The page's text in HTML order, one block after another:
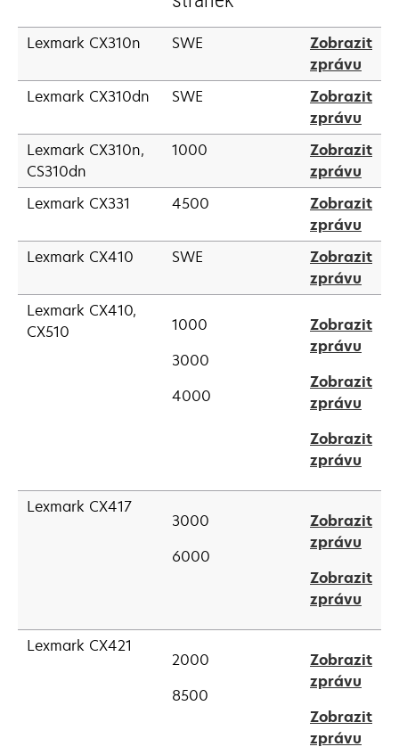
Lexmark CX310n SWE
Zobrazit
zprávu
in
a
new
tab
Lexmark CX310dn SWE
Zobrazit
zprávu
in
a
new
tab
Lexmark CX310n,
CS310dn
1000
Zobrazit
zprávu
in
a
new
tab
Lexmark CX331 4500
Zobrazit
zprávu
in
a
new
Lexmark CX410 SWE
Zobrazit
zprávu
in
a
Lexmark CX410,
CX510
1000
3000
4000
Zobrazit
zprávu
a
new
tab
Zobrazit
zprávu
a
new
tab
Zobrazit
zprávu
new
tab
Lexmark CX417
3000
6000
Zobrazit
zprávu
a
new
tab
Zobrazit
zprávu
new
tab
Lexmark CX421
2000
8500
Zobrazit
zprávu
a
new
Zobrazit
zprávu